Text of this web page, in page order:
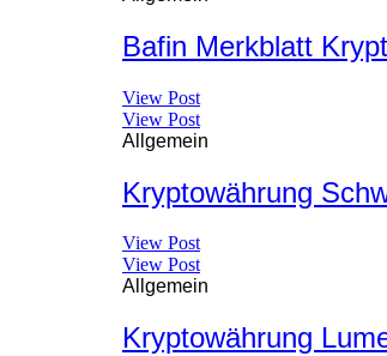
Bafin Merkblatt
View Post
View Post
Allgemein
Kryptowährung
View Post
View Post
Allgemein
Kryptowährung